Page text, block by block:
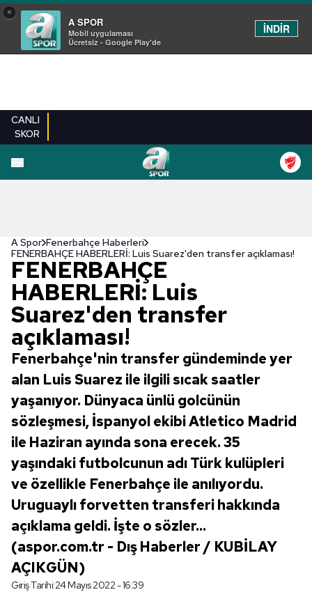
×
A SPOR
Mobil uygulaması
Ücretsiz - Google Play'de
İNDİR
CANLI
SKOR
A Spor Fenerbahçe Haberleri
FENERBAHÇE HABERLERİ: Luis Suarez'den transfer açıklaması!
FENERBAHÇE
HABERLERİ: Luis
Suarez'den transfer
açıklaması!
Fenerbahçe'nin transfer gündeminde yer
alan Luis Suarez ile ilgili sıcak saatler
yaşanıyor. Dünyaca ünlü golcünün
sözleşmesi, İspanyol ekibi Atletico Madrid
ile Haziran ayında sona erecek. 35
yaşındaki futbolcunun adı Türk kulüpleri
ve özellikle Fenerbahçe ile anılıyordu.
Uruguaylı forvetten transferi hakkında
açıklama geldi. İşte o sözler...
(aspor.com.tr - Dış Haberler / KUBİLAY
AÇIKGÜN)
Giriş Tarihi:24 Mayıs 2022 - 16:39